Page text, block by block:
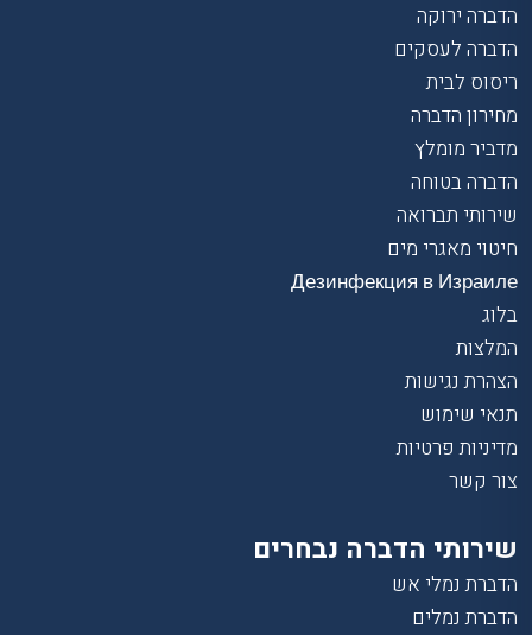
הדברה ירוקה
הדברה לעסקים
ריסוס לבית
מחירון הדברה
מדביר מומלץ
הדברה בטוחה
שירותי תברואה
חיטוי מאגרי מים
Дезинфекция в Израиле
בלוג
המלצות
הצהרת נגישות
תנאי שימוש
מדיניות פרטיות
צור קשר
שירותי הדברה נבחרים
הדברת נמלי אש
הדברת נמלים